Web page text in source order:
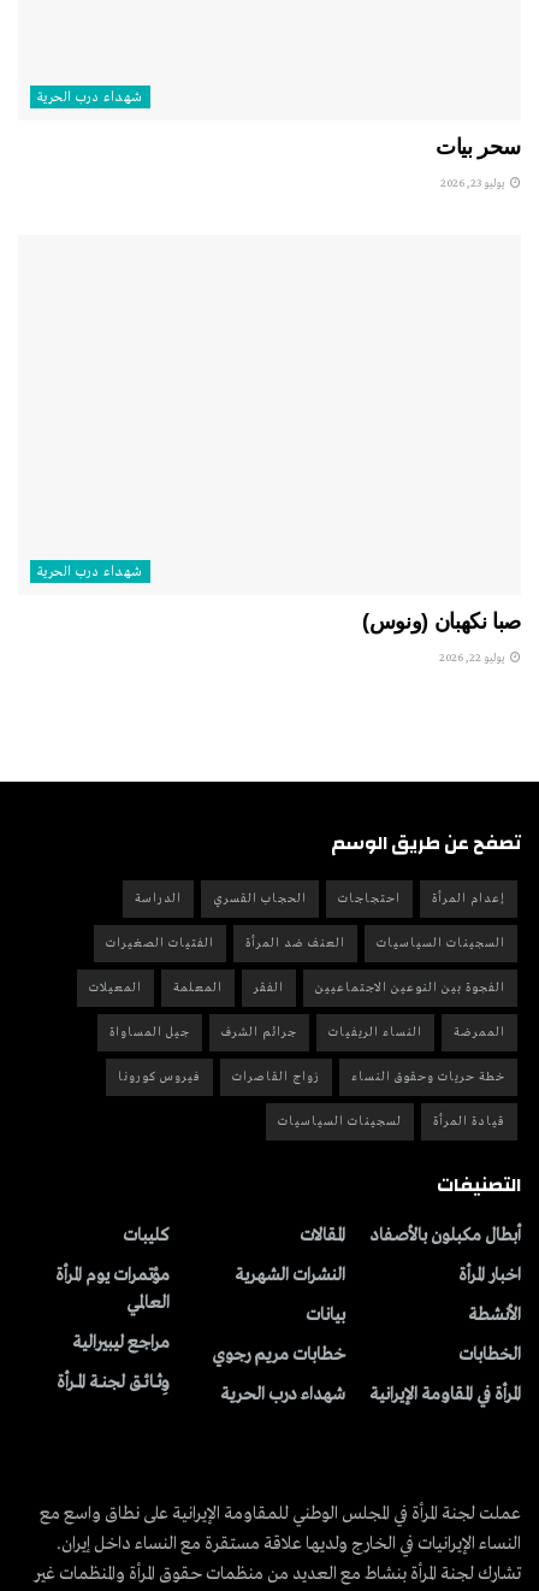
شهداء درب الحرية
سحر بيات
يوليو 23, 2026
شهداء درب الحرية
صبا نكهبان (ونوس)
يوليو 22, 2026
تصفح عن طريق الوسم
إعدام المرأة احتجاجات الحجاب القسري الدراسة
السجينات السياسيات العنف ضد المرأة الفتيات الصغيرات
الفجوة بين النوعين الاجتماعيين الفقر المعلمة المعيلات
الممرضة النساء الريفيات جرائم الشرف جيل المساواة
خطة حريات وحقوق النساء زواج القاصرات فيروس كورونا
قيادة المرأة لسجينات السياسيات
التصنيفات
أبطال مكبلون بالأصفاد
اخبار المرأة
الأنشطة
الخطابات
المرأة في المقاومة الإيرانية
المقالات
النشرات الشهریة
بیانات
خطابات مريم رجوي
شهداء درب الحرية
کلیبات
مؤتمرات يوم المرأة
العالمي
مراجع ليبيرالية
وِثــائــق لجنــة المــرأة
عملت لجنة المرأة في المجلس الوطني للمقاومة الإيرانية على نطاق واسع مع
النساء الإيرانيات في الخارج ولديها علاقة مستقرة مع النساء داخل إيران.
تشارك لجنة المرأة بنشاط مع العديد من منظمات حقوق المرأة والمنظمات غير